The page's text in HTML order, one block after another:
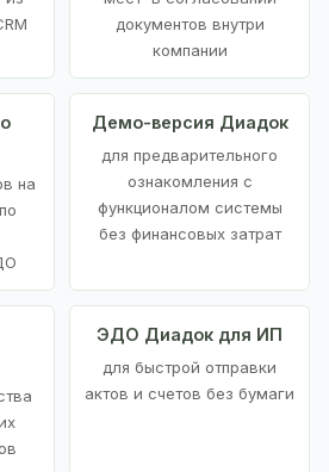
документов внутри
компании
на
Демо-версия Диадок
для предварительного
ознакомления с
функционалом системы
без финансовых затрат
ЭДО Диадок для ИП
для быстрой отправки
актов и счетов без бумаги